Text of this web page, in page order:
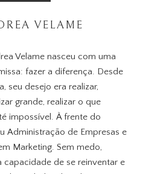
VELAME
Velame nasceu com uma
fazer a diferença. Desde
seu desejo era realizar,
grande, realizar o que
impossível. À frente do
Administração de Empresas e
Marketing. Sem medo,
capacidade de se reinventar e